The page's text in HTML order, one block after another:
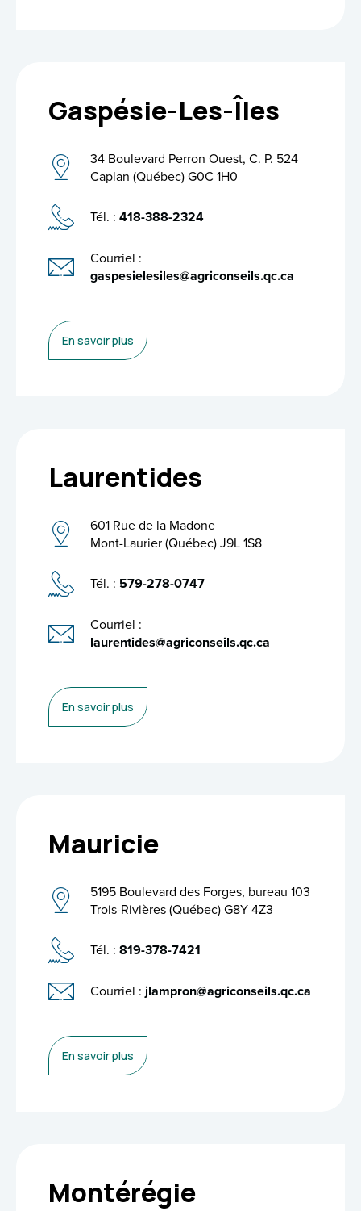
Gaspésie-Les-Îles
34 Boulevard Perron Ouest, C. P. 524
Caplan (Québec) G0C 1H0
Tél. : 418-388-2324
Courriel :
gaspesielesiles@agriconseils.qc.ca
En savoir plus
Laurentides
601 Rue de la Madone
Mont-Laurier (Québec) J9L 1S8
Tél. : 579-278-0747
Courriel :
laurentides@agriconseils.qc.ca
En savoir plus
Mauricie
5195 Boulevard des Forges, bureau 103
Trois-Rivières (Québec) G8Y 4Z3
Tél. : 819-378-7421
Courriel : jlampron@agriconseils.qc.ca
En savoir plus
Montérégie